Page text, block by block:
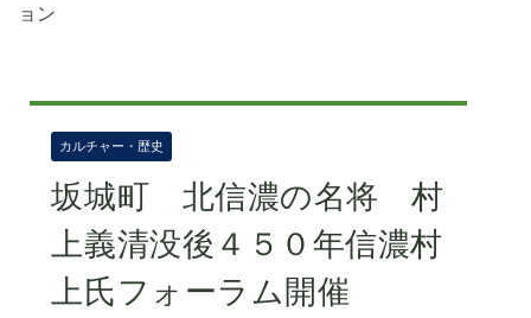
ョン
カルチャー・歴史
坂城町 北信濃の名将 村
上義清没後４５０年信濃村
上氏フォーラム開催